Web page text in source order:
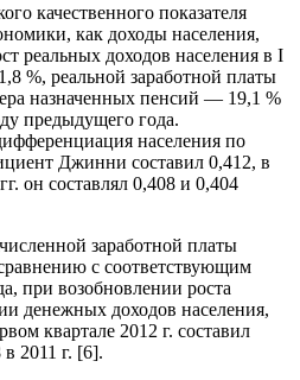
качественного показателя
как доходы населения,
реальных доходов населения в I
%, реальной заработной платы
назначенных пенсий — 19,1 %
предыдущего года.
населения по
Джинни составил 0,412, в
он составлял 0,408 и 0,404
заработной платы
с соответствующим
при возобновлении роста
денежных доходов населения,
квартале 2012 г. составил
2011 г. [6].